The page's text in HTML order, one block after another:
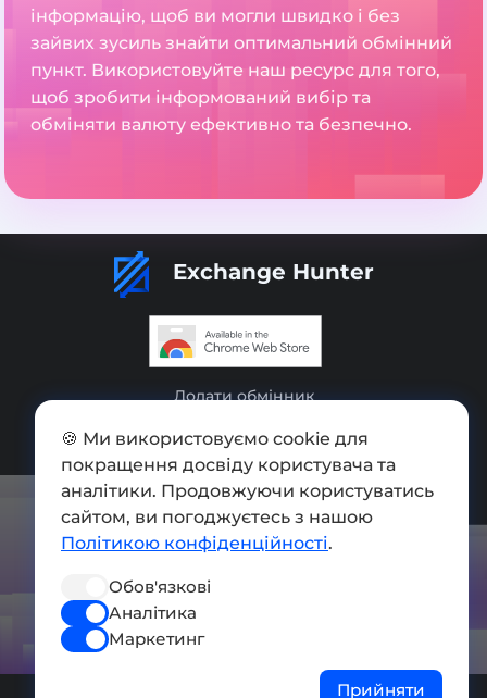
інформацію, щоб ви могли швидко і без
зайвих зусиль знайти оптимальний обмінний
пункт. Використовуйте наш ресурс для того,
щоб зробити інформований вибір та
обміняти валюту ефективно та безпечно.
Exchange Hunter
Додати обмінник
Мапа сайту
Press kit
Умови використання
Політика конфіденційності
СОЦ. МЕРЕЖІ
🍪 Ми використовуємо cookie для
покращення досвіду користувача та
аналітики. Продовжуючи користуватись
сайтом, ви погоджуєтесь з нашою
Політикою конфіденційності.
Обов'язкові
Аналітика
Маркетинг
Прийняти